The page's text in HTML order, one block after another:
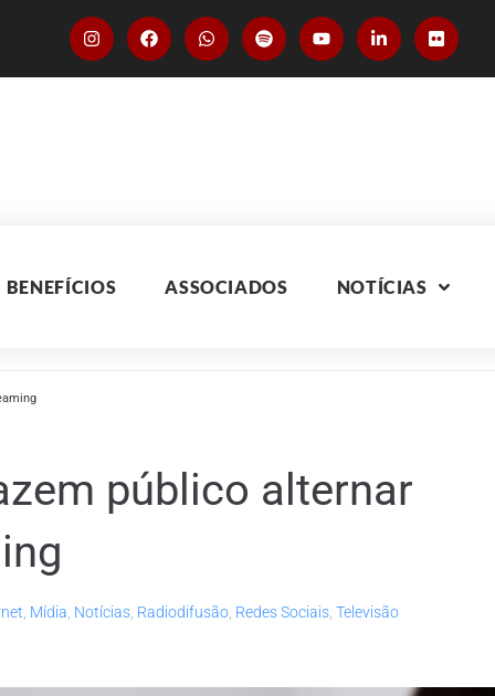
BENEFÍCIOS ASSOCIADOS NOTÍCIAS
público alternar
Mídia Notícias Radiodifusão Redes Sociais Televisão